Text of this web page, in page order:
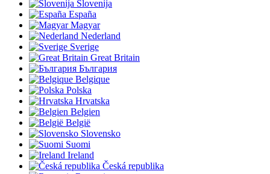
Slovenija
España
Magyar
Nederland
Sverige
Great Britain
България
Belgique
Polska
Hrvatska
Belgien
België
Slovensko
Suomi
Ireland
Česká republika